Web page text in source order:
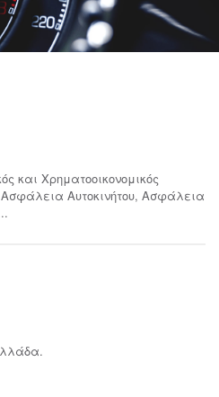
και Χρηματοοικονομικός
Αυτοκινήτου, Ασφάλεια